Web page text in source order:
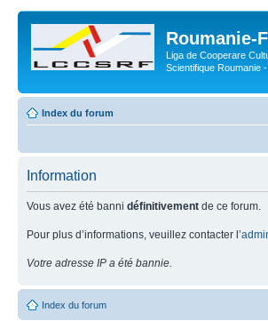
Roumanie-
Liga de Cooperare
Scientifique Roumanie
Index du forum
Information
Vous avez été banni définitivement de ce forum.
Pour plus d’informations, veuillez contacter l’
Votre adresse IP a été bannie.
Index du forum